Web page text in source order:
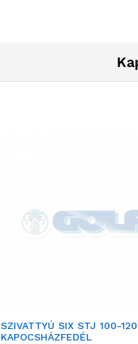
SZIVATTYÚ SIX STJ 100-120
KAPOCSHÁZFEDÉL